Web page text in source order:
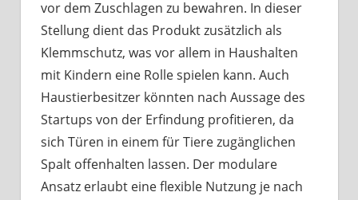
vor dem Zuschlagen zu bewahren. In dieser
Stellung dient das Produkt zusätzlich als
Klemmschutz, was vor allem in Haushalten
mit Kindern eine Rolle spielen kann. Auch
Haustierbesitzer könnten nach Aussage des
Startups von der Erfindung profitieren, da
sich Türen in einem für Tiere zugänglichen
Spalt offenhalten lassen. Der modulare
Ansatz erlaubt eine flexible Nutzung je nach